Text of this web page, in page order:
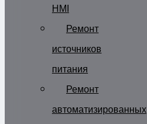
HMI
Ремонт
источников
питания
Ремонт
автоматизированных